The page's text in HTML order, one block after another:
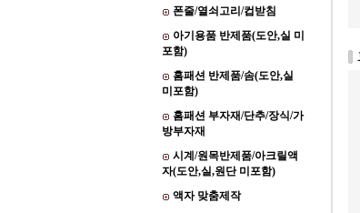
폰줄/열쇠고리/컵받침
아기용품 반제품(도안,실 미
포함)
홈패션 반제품/솜(도안,실
미포함)
홈패션 부자재/단추/장식/가
방부자재
시계/원목반제품/아크릴액
자(도안,실,원단 미포함)
액자 맞춤제작